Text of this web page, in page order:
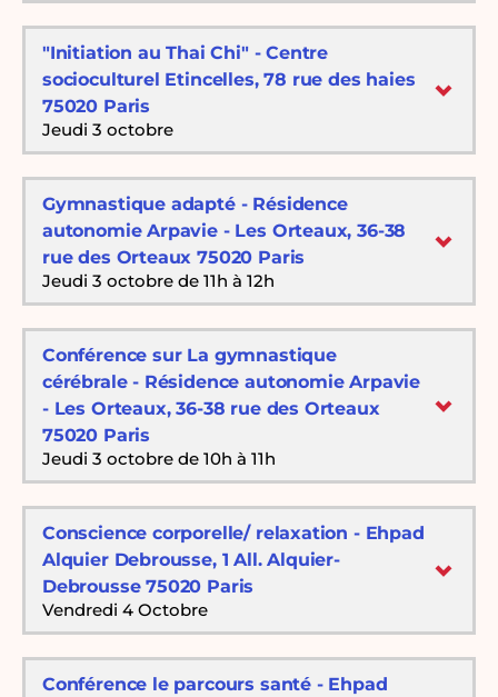
"Initiation au Thai Chi" - Centre
socioculturel Etincelles, 78 rue des haies
75020 Paris
Jeudi 3 octobre
Gymnastique adapté - Résidence
autonomie Arpavie - Les Orteaux, 36-38
rue des Orteaux 75020 Paris
Jeudi 3 octobre de 11h à 12h
Conférence sur La gymnastique
cérébrale - Résidence autonomie Arpavie
- Les Orteaux, 36-38 rue des Orteaux
75020 Paris
Jeudi 3 octobre de 10h à 11h
Conscience corporelle/ relaxation - Ehpad
Alquier Debrousse, 1 All. Alquier-
Debrousse 75020 Paris
Vendredi 4 Octobre
Conférence le parcours santé - Ehpad